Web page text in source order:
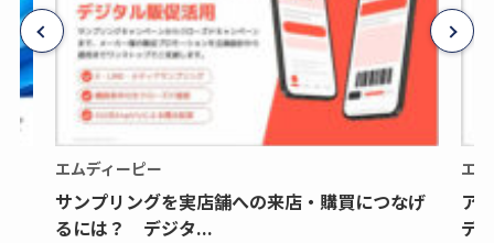
エムディーピー
サンプリングを実店舗への来店・購買につなげ
るには？ デジタ...
エ
ア
デ